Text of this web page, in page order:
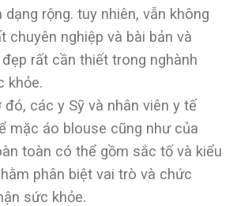
rộng. tuy nhiên, vẫn không
chuyên nghiệp và bài bản và
rất cần thiết trong nghành
khỏe.
đó, các y Sỹ và nhân viên y tế
mặc áo blouse cũng như của
toàn có thể gồm sắc tố và kiểu
phân biệt vai trò và chức
sức khỏe.